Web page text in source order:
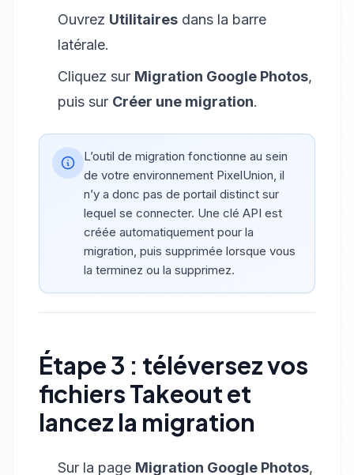
Ouvrez Utilitaires dans la barre
latérale.
Cliquez sur Migration Google Photos,
puis sur Créer une migration.
L’outil de migration fonctionne au sein
de votre environnement PixelUnion, il
n’y a donc pas de portail distinct sur
lequel se connecter. Une clé API est
créée automatiquement pour la
migration, puis supprimée lorsque vous
la terminez ou la supprimez.
Étape 3 : téléversez vos
fichiers Takeout et
lancez la migration
Sur la page Migration Google Photos,